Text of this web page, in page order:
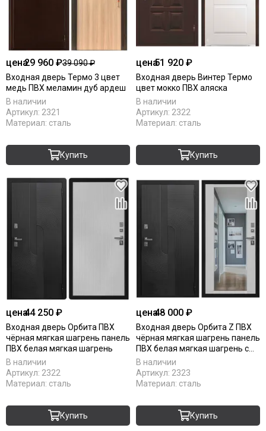
цена29 960 ₽39 090 ₽
Входная дверь Термо 3 цвет
медь ПВХ меламин дуб ардеш
В наличии
Артикул: 2321
Материал: сталь
Купить
цена51 920 ₽
Входная дверь Винтер Термо
цвет мокко ПВХ аляска
В наличии
Артикул: 2322
Материал: сталь
Купить
цена44 250 ₽
Входная дверь Орбита ПВХ
чёрная мягкая шагрень панель
ПВХ белая мягкая шагрень
В наличии
Артикул: 2322
Материал: сталь
Купить
цена48 000 ₽
Входная дверь Орбита Z ПВХ
чёрная мягкая шагрень панель
ПВХ белая мягкая шагрень с
зеркалом Z
В наличии
Артикул: 2323
Материал: сталь
Купить